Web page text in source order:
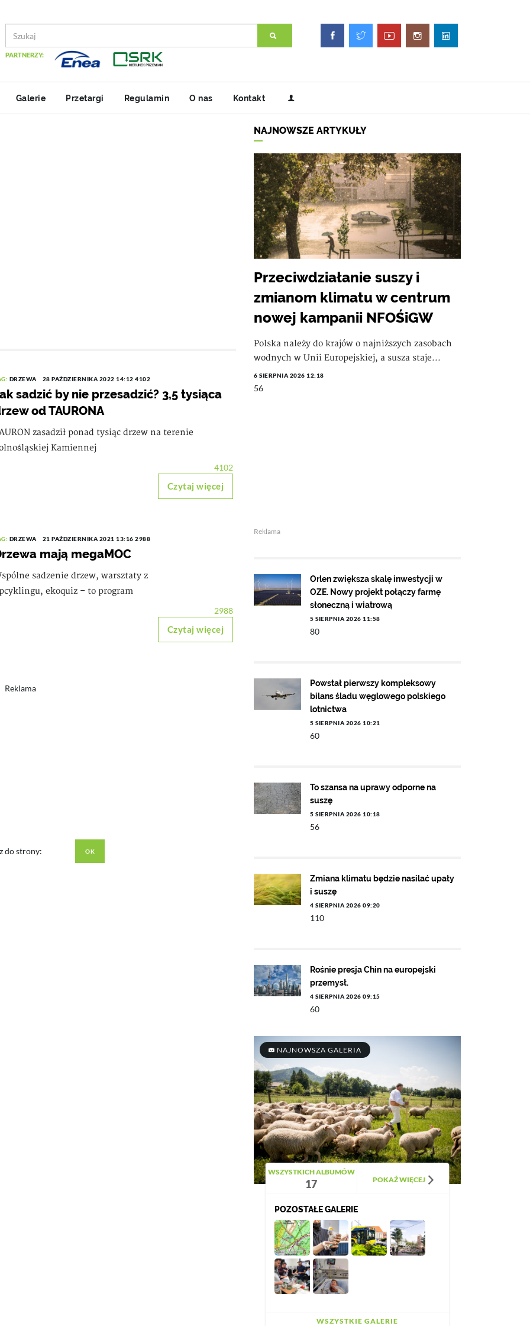
PARTNERZY:
Galerie Przetargi Regulamin O nas Kontakt
DRZEWA 28 PAŹDZIERNIKA 2022 14:12 4102
sadzić by nie przesadzić? 3,5 tysiąca
od TAURONA
zasadził ponad tysiąc drzew na terenie
Kamiennej
4102
Czytaj więcej
DRZEWA 21 PAŹDZIERNIKA 2021 13:16 2988
mają megaMOC
sadzenie drzew, warsztaty z
ekoquiz – to program
2988
Czytaj więcej
Reklama
do strony:
NAJNOWSZE ARTYKUŁY
Przeciwdziałanie suszy i
zmianom klimatu w centrum
nowej kampanii NFOŚiGW
Polska należy do krajów o najniższych zasobach
wodnych w Unii Europejskiej, a susza staje...
6 SIERPNIA 2026 12:18
56
Reklama
Orlen zwiększa skalę inwestycji w
OZE. Nowy projekt połączy farmę
słoneczną i wiatrową
5 SIERPNIA 2026 11:58
80
Powstał pierwszy kompleksowy
bilans śladu węglowego polskiego
lotnictwa
5 SIERPNIA 2026 10:21
60
To szansa na uprawy odporne na
suszę
5 SIERPNIA 2026 10:18
56
Zmiana klimatu będzie nasilać upały
i suszę
4 SIERPNIA 2026 09:20
110
Rośnie presja Chin na europejski
przemysł.
4 SIERPNIA 2026 09:15
60
NAJNOWSZA GALERIA
WSZYSTKICH ALBUMÓW
17 POKAŻ WIĘCEJ
POZOSTAŁE GALERIE
WSZYSTKIE GALERIE